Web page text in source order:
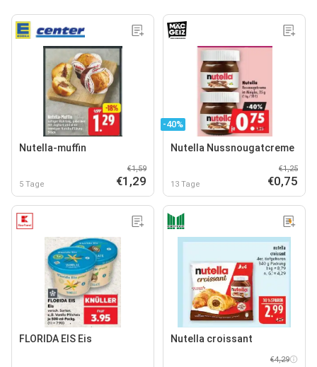
Nutella-muffin
5 Tage
€1,59
€1,29
-40%
Nutella Nussnougatcreme
13 Tage
€1,25
€0,75
FLORIDA EIS Eis Nutella croissant
€4,29